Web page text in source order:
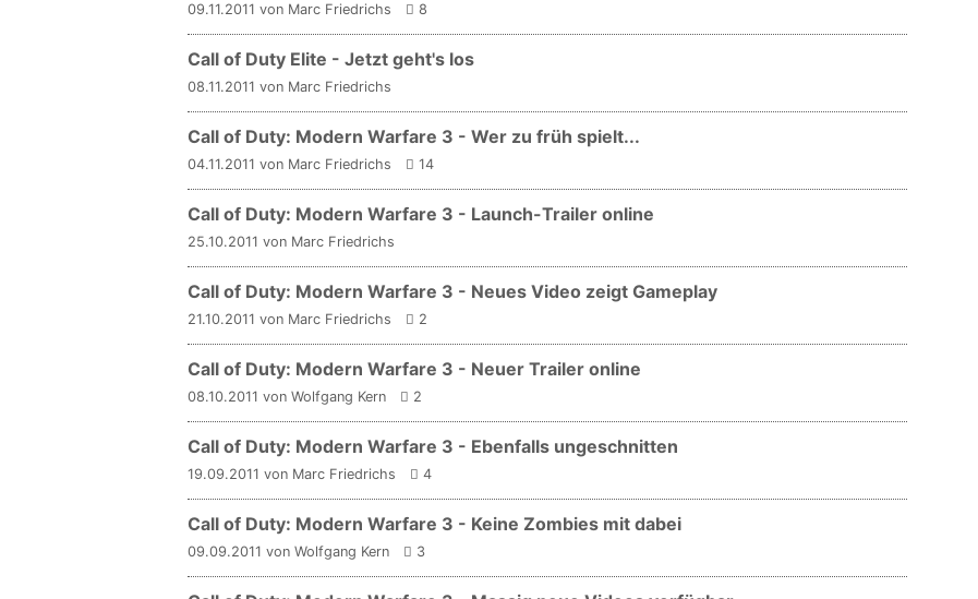
09.11.2011 von Marc Friedrichs 8
Call of Duty Elite - Jetzt geht's los
08.11.2011 von Marc Friedrichs
Call of Duty: Modern Warfare 3 - Wer zu früh spielt...
04.11.2011 von Marc Friedrichs 14
Call of Duty: Modern Warfare 3 - Launch-Trailer online
25.10.2011 von Marc Friedrichs
Call of Duty: Modern Warfare 3 - Neues Video zeigt Gameplay
21.10.2011 von Marc Friedrichs 2
Call of Duty: Modern Warfare 3 - Neuer Trailer online
08.10.2011 von Wolfgang Kern 2
Call of Duty: Modern Warfare 3 - Ebenfalls ungeschnitten
19.09.2011 von Marc Friedrichs 4
Call of Duty: Modern Warfare 3 - Keine Zombies mit dabei
09.09.2011 von Wolfgang Kern 3